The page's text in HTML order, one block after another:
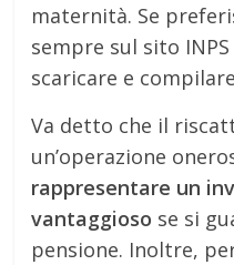
maternità. Se
sempre sul sito
scaricare e
Va detto che il
un’operazione
rappresentare un
vantaggioso se si
pensione. Inoltre,